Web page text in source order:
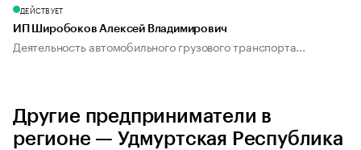
ДЕЙСТВУЕТ
ИП Широбоков Алексей Владимирович
Деятельность автомобильного грузового транспорта...
Другие предприниматели в
регионе — Удмуртская Республика